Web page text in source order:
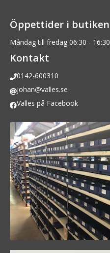
Öppettider i butiken
Måndag till fredag 06:30 - 16:30
Kontakt
0142-600310
johan@valles.se
Valles på Facebook